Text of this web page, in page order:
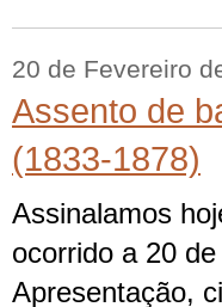
20 de Fevereiro
Assento de
(1833-1878)
Assinalamos
ocorrido a 20
Apresentação,